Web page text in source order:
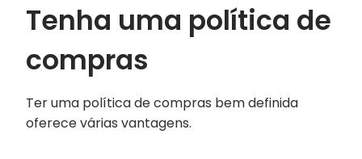
Tenha uma política de
compras
Ter uma política de compras bem definida
oferece várias vantagens.